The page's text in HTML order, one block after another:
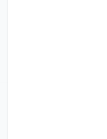
و پیام‌ها